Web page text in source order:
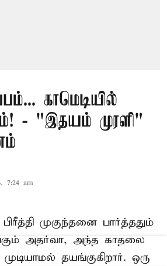
காமெடியில்
- "இதயம் முரளி"
7:24 am
முகுந்தனை பார்த்ததும்
அதர்வா, அந்த காதலை
தயங்குகிறார். ஒரு